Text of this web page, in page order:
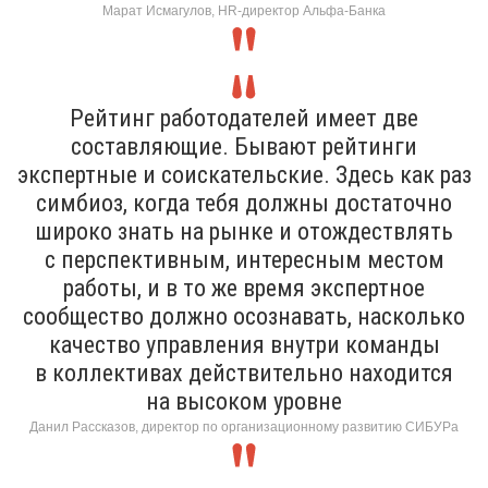
Марат Исмагулов, HR-директор Альфа-Банка
Рейтинг работодателей имеет две
составляющие. Бывают рейтинги
экспертные и соискательские. Здесь как раз
симбиоз, когда тебя должны достаточно
широко знать на рынке и отождествлять
с перспективным, интересным местом
работы, и в то же время экспертное
сообщество должно осознавать, насколько
качество управления внутри команды
в коллективах действительно находится
на высоком уровне
Данил Рассказов, директор по организационному развитию СИБУРа